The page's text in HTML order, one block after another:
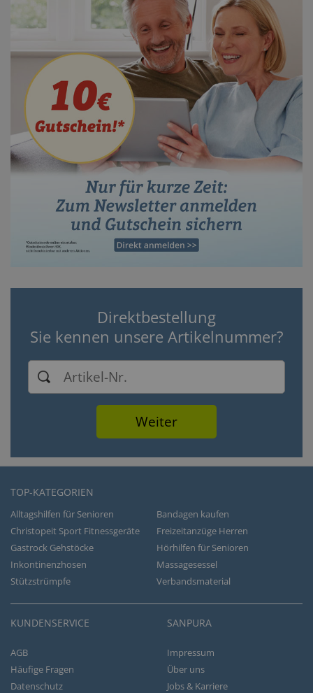
Direktbestellung
Sie kennen unsere Artikelnummer?
TOP-KATEGORIEN
Alltagshilfen für Senioren
Bandagen kaufen
Christopeit Sport Fitnessgeräte
Freizeitanzüge Herren
Gastrock Gehstöcke
Hörhilfen für Senioren
Inkontinenzhosen
Massagesessel
Stützstrümpfe
Verbandsmaterial
KUNDENSERVICE
AGB
Häufige Fragen
Datenschutz
SANPURA
Impressum
Über uns
Jobs & Karriere